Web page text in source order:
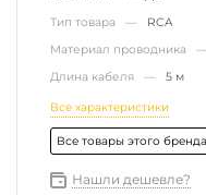
Тип товара — RCA
Материал проводника
Длина кабеля — 5 м
Все характеристики
Все товары этого бренда
Нашли дешевле?